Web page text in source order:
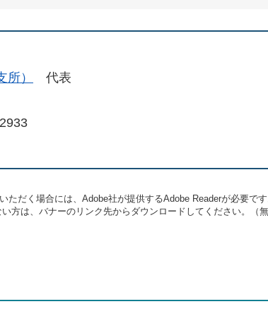
）
代表
ただく場合には、Adobe社が提供するAdobe Readerが必要です
方は、バナーのリンク先からダウンロードしてください。（無